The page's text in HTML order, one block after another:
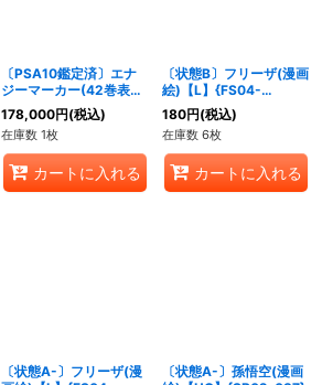
〔PSA10鑑定済〕エナ
ジーマーカー(42巻表紙)
【-】{E-90}
178,000円(税込)
在庫数 1枚
カートに入れる
〔状態B〕フリーザ(漫画
絵)【L】{FS04-
01[SB02]}
180円(税込)
在庫数 6枚
カートに入れる
〔状態A-〕フリーザ(漫
〔状態A-〕孫悟空(漫画